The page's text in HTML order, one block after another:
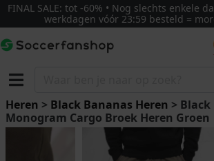
FINAL SALE: tot -60% • Nog slechts enkele
werkdagen vóór 23:59 besteld =
Heren > Black Bananas Heren >
Monogram Cargo Broek Heren Groen